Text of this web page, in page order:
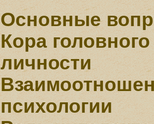
Основные
Кора
личности
психологии